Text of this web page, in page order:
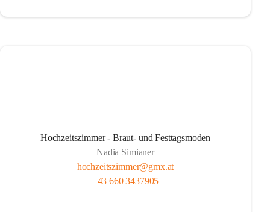
Hochzeitszimmer - Braut- und Festtagsmoden
Nadia Simianer
hochzeitszimmer@gmx.at
+43 660 3437905